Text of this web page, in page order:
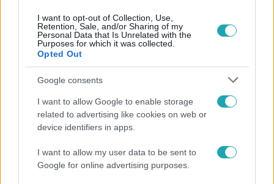
I want to opt-out of Collection, Use,
Retention, Sale, and/or Sharing of my
Personal Data that Is Unrelated with the
Purposes for which it was collected.
Opted Out
Google consents
I want to allow Google to enable storage
related to advertising like cookies on web or
device identifiers in apps.
I want to allow my user data to be sent to
Google for online advertising purposes.
Nyugalmazott tűzoltóezredes a siklóernyőbaleset
áldozata